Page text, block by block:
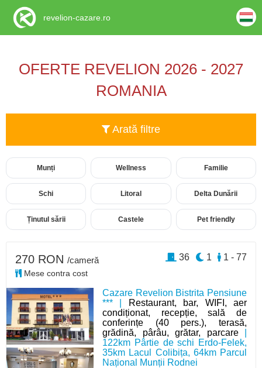
OFERTE REVELION 2026 - 2027
ROMANIA
Arată filtre
Munți Wellness Familie
Schi Litoral Delta Dunării
Ținutul sării Castele Pet friendly
Cazare Revelion Bistrita Pensiune
*** |
Restaurant, bar, WIFI, aer
condiționat, recepție, sală de
conferințe (40 pers.), terasă,
grădină, pârâu, grătar, parcare|
122km Pârtie de schi Erdo-Felek,
35km Lacul Colibița, 64km Parcul
Național Munții Rodnei
270 RON /cameră
Mese contra cost
1 - 77
1
36
revelion-cazare.ro